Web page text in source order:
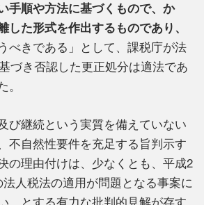
手順や方法に基づくもので、か
した形式を作出するものであり、
べきである」として、課税庁が法
づき否認した更正処分は適法であ
。
び継続という実質を備えていない
不自然性要件を充足する旨判示す
の理由付けは、少なくとも、平成2
人税法の適用が問題となる事案に
、とする有力な批判的見解が存す